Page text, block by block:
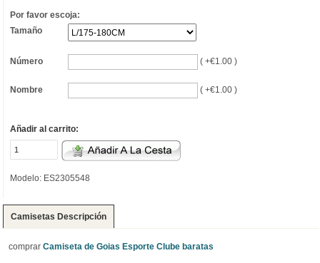
Por favor escoja:
Tamaño
Número ( +€1.00 )
Nombre ( +€1.00 )
Añadir al carrito:
Modelo: ES2305548
Camisetas Descripción
comprar Camiseta de Goias Esporte Clube baratas